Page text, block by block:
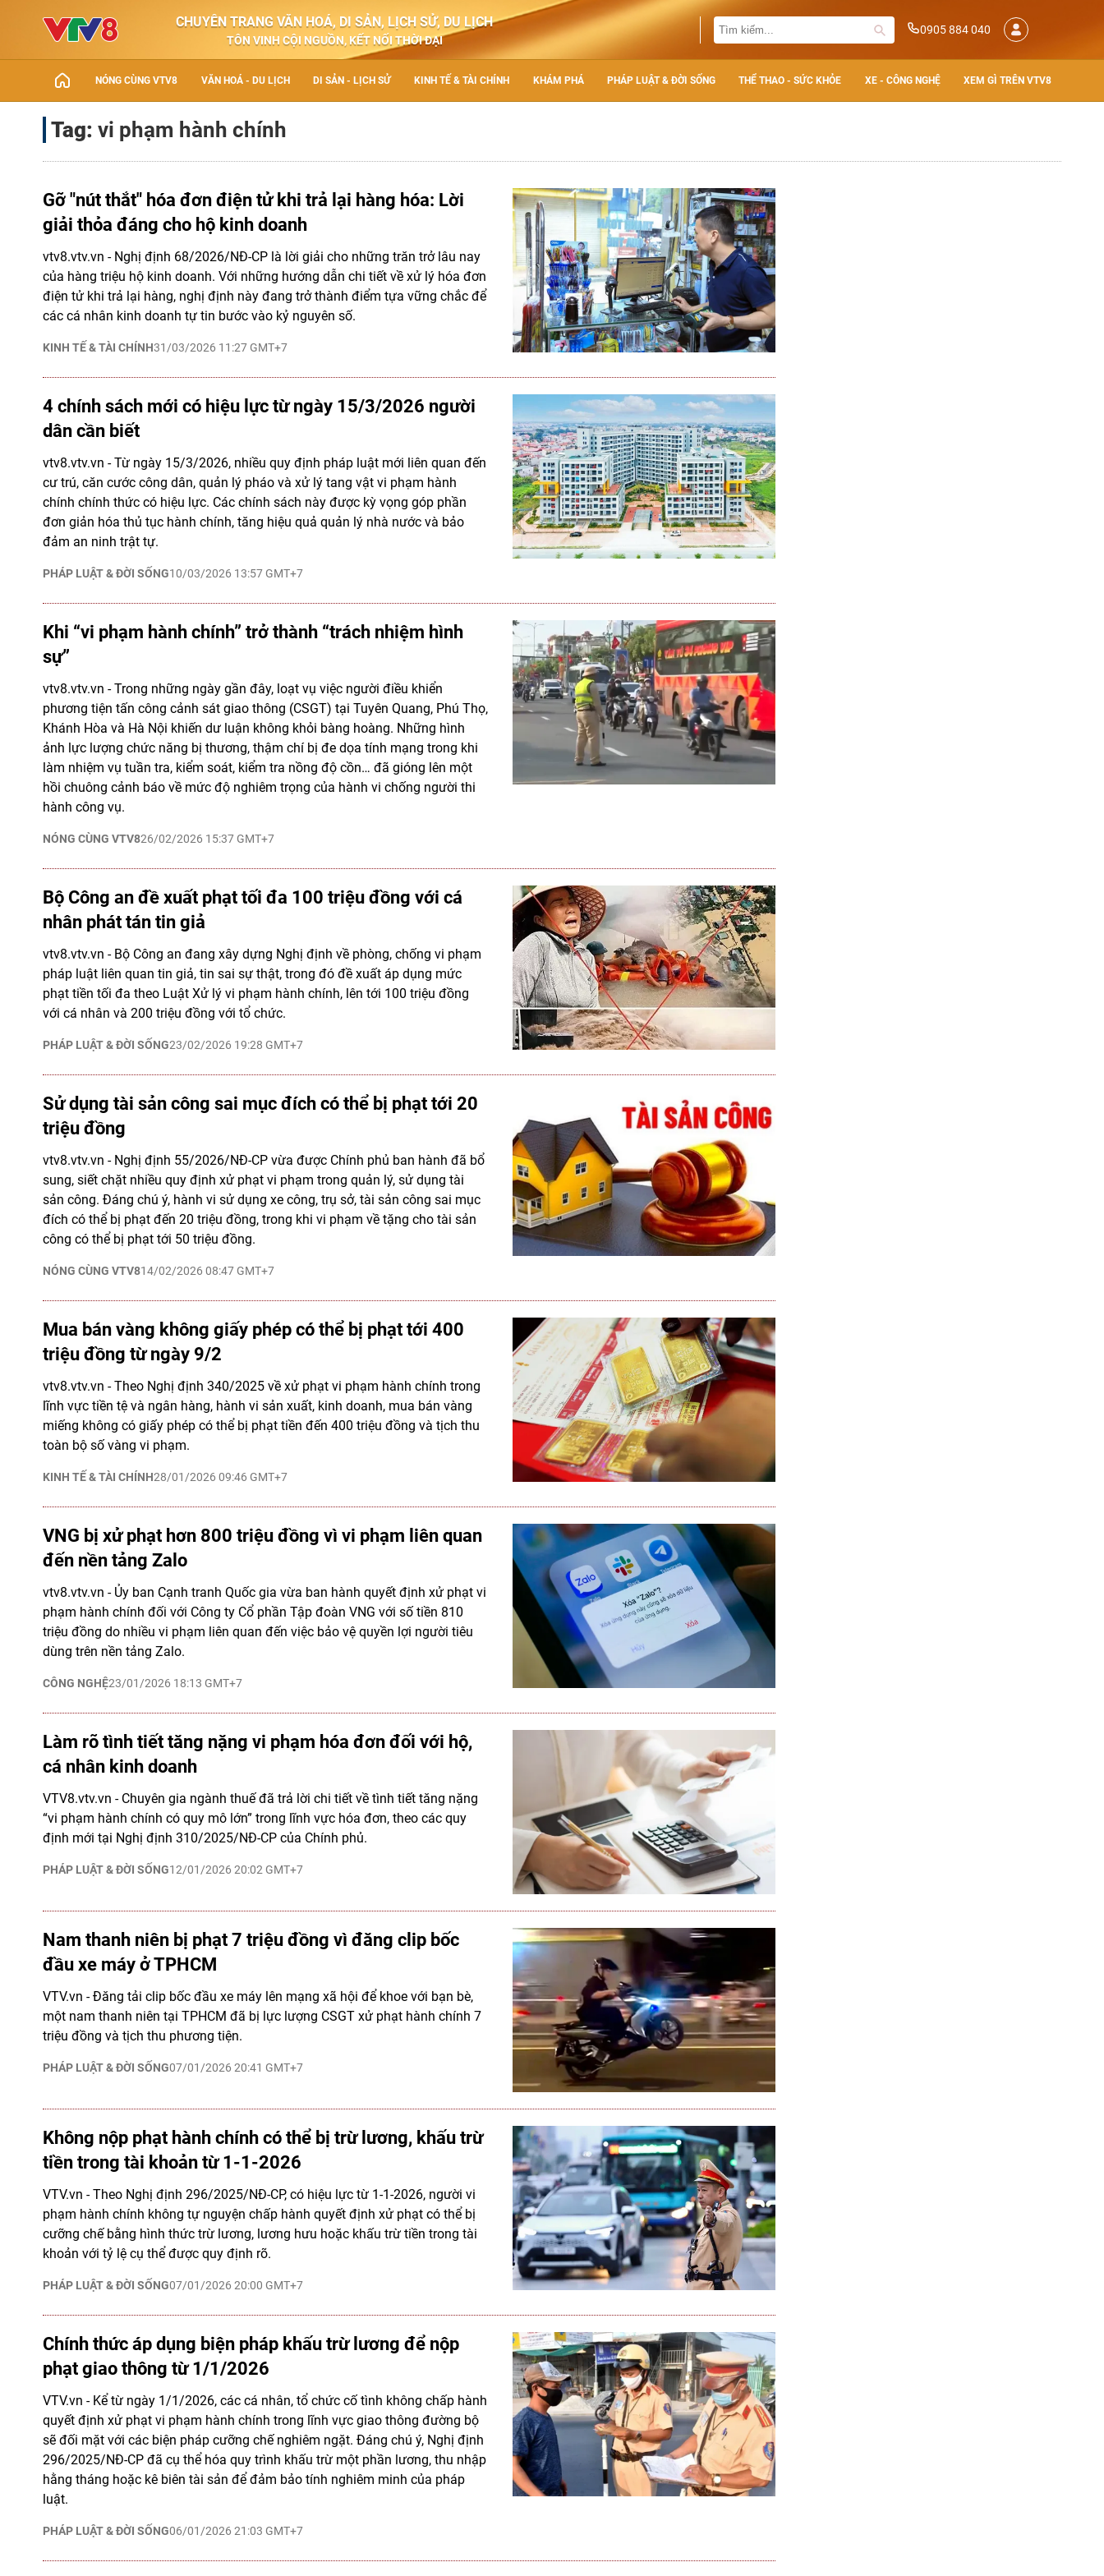
CHUYÊN TRANG VĂN HOÁ, DI SẢN, LỊCH SỬ, DU LỊCH
TÔN VINH CỘI NGUỒN, KẾT NỐI THỜI ĐẠI
0905 884 040
NÓNG CÙNG VTV8 VĂN HOÁ - DU LỊCH DI SẢN - LỊCH SỬ KINH TẾ & TÀI CHÍNH KHÁM PHÁ PHÁP LUẬT & ĐỜI SỐNG THỂ THAO - SỨC KHỎE XE - CÔNG NGHỆ XEM GÌ TRÊN VTV8
Tag: vi phạm hành chính
Gỡ "nút thắt" hóa đơn điện tử khi trả lại hàng hóa: Lời
giải thỏa đáng cho hộ kinh doanh
KINH TẾ & TÀI CHÍNH31/03/2026 11:27 GMT+7
vtv8.vtv.vn - Nghị định 68/2026/NĐ-CP là lời giải cho những trăn trở lâu nay
của hàng triệu hộ kinh doanh. Với những hướng dẫn chi tiết về xử lý hóa đơn
điện tử khi trả lại hàng, nghị định này đang trở thành điểm tựa vững chắc để
các cá nhân kinh doanh tự tin bước vào kỷ nguyên số.
4 chính sách mới có hiệu lực từ ngày 15/3/2026 người
dân cần biết
PHÁP LUẬT & ĐỜI SỐNG10/03/2026 13:57 GMT+7
vtv8.vtv.vn - Từ ngày 15/3/2026, nhiều quy định pháp luật mới liên quan đến
cư trú, căn cước công dân, quản lý pháo và xử lý tang vật vi phạm hành
chính chính thức có hiệu lực. Các chính sách này được kỳ vọng góp phần
đơn giản hóa thủ tục hành chính, tăng hiệu quả quản lý nhà nước và bảo
đảm an ninh trật tự.
Khi “vi phạm hành chính” trở thành “trách nhiệm hình
sự”
NÓNG CÙNG VTV826/02/2026 15:37 GMT+7
vtv8.vtv.vn - Trong những ngày gần đây, loạt vụ việc người điều khiển
phương tiện tấn công cảnh sát giao thông (CSGT) tại Tuyên Quang, Phú Thọ,
Khánh Hòa và Hà Nội khiến dư luận không khỏi bàng hoàng. Những hình
ảnh lực lượng chức năng bị thương, thậm chí bị đe dọa tính mạng trong khi
làm nhiệm vụ tuần tra, kiểm soát, kiểm tra nồng độ cồn… đã gióng lên một
hồi chuông cảnh báo về mức độ nghiêm trọng của hành vi chống người thi
hành công vụ.
Bộ Công an đề xuất phạt tối đa 100 triệu đồng với cá
nhân phát tán tin giả
PHÁP LUẬT & ĐỜI SỐNG23/02/2026 19:28 GMT+7
vtv8.vtv.vn - Bộ Công an đang xây dựng Nghị định về phòng, chống vi phạm
pháp luật liên quan tin giả, tin sai sự thật, trong đó đề xuất áp dụng mức
phạt tiền tối đa theo Luật Xử lý vi phạm hành chính, lên tới 100 triệu đồng
với cá nhân và 200 triệu đồng với tổ chức.
Sử dụng tài sản công sai mục đích có thể bị phạt tới 20
triệu đồng
NÓNG CÙNG VTV814/02/2026 08:47 GMT+7
vtv8.vtv.vn - Nghị định 55/2026/NĐ-CP vừa được Chính phủ ban hành đã bổ
sung, siết chặt nhiều quy định xử phạt vi phạm trong quản lý, sử dụng tài
sản công. Đáng chú ý, hành vi sử dụng xe công, trụ sở, tài sản công sai mục
đích có thể bị phạt đến 20 triệu đồng, trong khi vi phạm về tặng cho tài sản
công có thể bị phạt tới 50 triệu đồng.
Mua bán vàng không giấy phép có thể bị phạt tới 400
triệu đồng từ ngày 9/2
KINH TẾ & TÀI CHÍNH28/01/2026 09:46 GMT+7
vtv8.vtv.vn - Theo Nghị định 340/2025 về xử phạt vi phạm hành chính trong
lĩnh vực tiền tệ và ngân hàng, hành vi sản xuất, kinh doanh, mua bán vàng
miếng không có giấy phép có thể bị phạt tiền đến 400 triệu đồng và tịch thu
toàn bộ số vàng vi phạm.
VNG bị xử phạt hơn 800 triệu đồng vì vi phạm liên quan
đến nền tảng Zalo
CÔNG NGHỆ23/01/2026 18:13 GMT+7
vtv8.vtv.vn - Ủy ban Cạnh tranh Quốc gia vừa ban hành quyết định xử phạt vi
phạm hành chính đối với Công ty Cổ phần Tập đoàn VNG với số tiền 810
triệu đồng do nhiều vi phạm liên quan đến việc bảo vệ quyền lợi người tiêu
dùng trên nền tảng Zalo.
Làm rõ tình tiết tăng nặng vi phạm hóa đơn đối với hộ,
cá nhân kinh doanh
PHÁP LUẬT & ĐỜI SỐNG12/01/2026 20:02 GMT+7
VTV8.vtv.vn - Chuyên gia ngành thuế đã trả lời chi tiết về tình tiết tăng nặng
“vi phạm hành chính có quy mô lớn” trong lĩnh vực hóa đơn, theo các quy
định mới tại Nghị định 310/2025/NĐ-CP của Chính phủ.
Nam thanh niên bị phạt 7 triệu đồng vì đăng clip bốc
đầu xe máy ở TPHCM
PHÁP LUẬT & ĐỜI SỐNG07/01/2026 20:41 GMT+7
VTV.vn - Đăng tải clip bốc đầu xe máy lên mạng xã hội để khoe với bạn bè,
một nam thanh niên tại TPHCM đã bị lực lượng CSGT xử phạt hành chính 7
triệu đồng và tịch thu phương tiện.
Không nộp phạt hành chính có thể bị trừ lương, khấu trừ
tiền trong tài khoản từ 1-1-2026
PHÁP LUẬT & ĐỜI SỐNG07/01/2026 20:00 GMT+7
VTV.vn - Theo Nghị định 296/2025/NĐ-CP, có hiệu lực từ 1-1-2026, người vi
phạm hành chính không tự nguyện chấp hành quyết định xử phạt có thể bị
cưỡng chế bằng hình thức trừ lương, lương hưu hoặc khấu trừ tiền trong tài
khoản với tỷ lệ cụ thể được quy định rõ.
Chính thức áp dụng biện pháp khấu trừ lương để nộp
phạt giao thông từ 1/1/2026
PHÁP LUẬT & ĐỜI SỐNG06/01/2026 21:03 GMT+7
VTV.vn - Kể từ ngày 1/1/2026, các cá nhân, tổ chức cố tình không chấp hành
quyết định xử phạt vi phạm hành chính trong lĩnh vực giao thông đường bộ
sẽ đối mặt với các biện pháp cưỡng chế nghiêm ngặt. Đáng chú ý, Nghị định
296/2025/NĐ-CP đã cụ thể hóa quy trình khấu trừ một phần lương, thu nhập
hằng tháng hoặc kê biên tài sản để đảm bảo tính nghiêm minh của pháp
luật.